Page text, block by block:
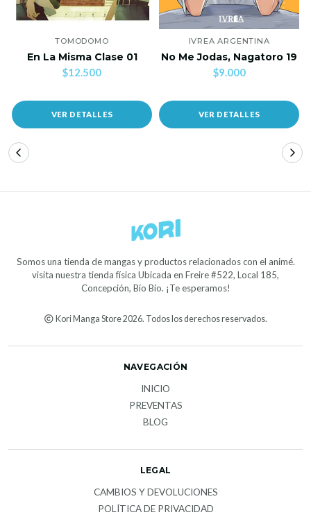
TOMODOMO
En La Misma Clase 01
$12.500
VER DETALLES
IVREA ARGENTINA
No Me Jodas, Nagatoro 19
$9.000
VER DETALLES
Somos una tienda de mangas y productos relacionados con el animé.
visita nuestra tienda física Ubicada en Freire #522, Local 185,
Concepción, Bío Bío. ¡Te esperamos!
Kori Manga Store 2026. Todos los derechos reservados.
NAVEGACIÓN
INICIO
PREVENTAS
BLOG
LEGAL
CAMBIOS Y DEVOLUCIONES
POLÍTICA DE PRIVACIDAD